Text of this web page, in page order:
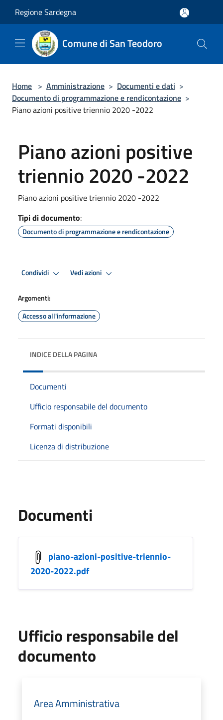
Regione Sardegna
Comune di San Teodoro
Home > Amministrazione > Documenti e dati >
Documento di programmazione e rendicontazione >
Piano azioni positive triennio 2020 -2022
Piano azioni positive
triennio 2020 -2022
Piano azioni positive triennio 2020 -2022
Tipi di documento:
Documento di programmazione e rendicontazione
Condividi Vedi azioni
Argomenti:
Accesso all'informazione
INDICE DELLA PAGINA
Documenti
Ufficio responsabile del documento
Formati disponibili
Licenza di distribuzione
Documenti
piano-azioni-positive-triennio-
2020-2022.pdf
Ufficio responsabile del
documento
Area Amministrativa